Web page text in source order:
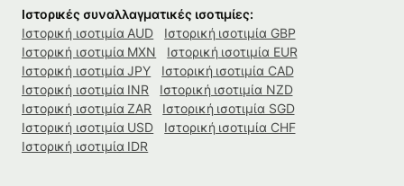
Ιστορικές συναλλαγματικές ισοτιμίες:
Ιστορική ισοτιμία AUD
Ιστορική ισοτιμία GBP
Ιστορική ισοτιμία MXN
Ιστορική ισοτιμία EUR
Ιστορική ισοτιμία JPY
Ιστορική ισοτιμία CAD
Ιστορική ισοτιμία INR
Ιστορική ισοτιμία NZD
Ιστορική ισοτιμία ZAR
Ιστορική ισοτιμία SGD
Ιστορική ισοτιμία USD
Ιστορική ισοτιμία CHF
Ιστορική ισοτιμία IDR